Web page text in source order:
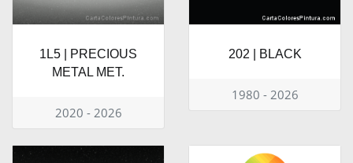
1L5 | PRECIOUS
METAL MET.
2020 - 2026
202 | BLACK
1980 - 2026